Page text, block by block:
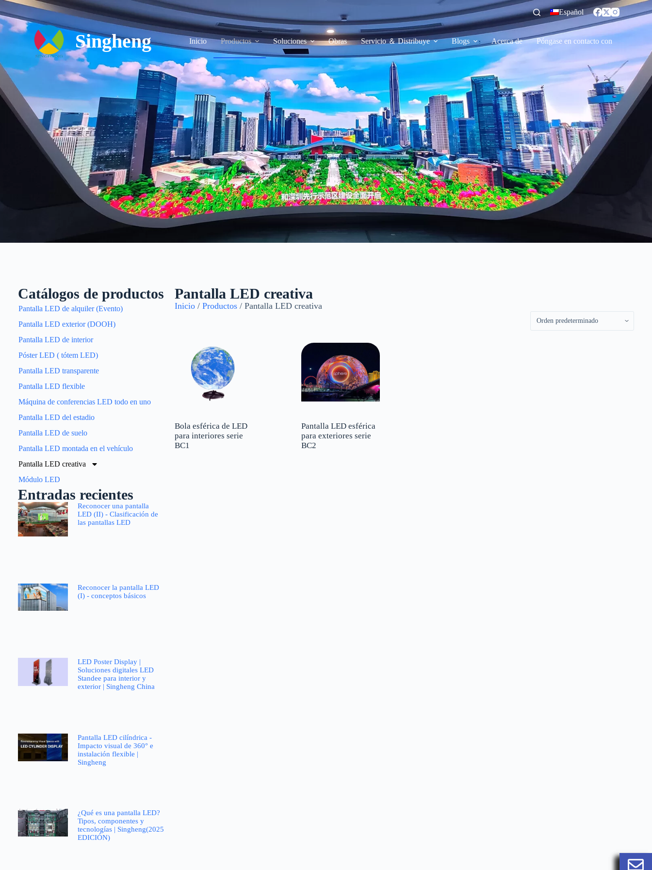
过
内
Español
Singheng Inicio Productos Soluciones Obras Servicio ＆ Distribuye Blogs Acerca de Póngase en contacto con
La pantalla LED creativa es una combinación de creatividad y tecnología, es una pantalla LED especial que utiliza
de apertura y cierre, pantalla giratoria, pantalla de pintura, etc. Solo díganos su idea, podemos ayudarle a realizarla.
Catálogos de productos
Pantalla LED de alquiler (Evento)
Pantalla LED exterior (DOOH)
Pantalla LED de interior
Póster LED ( tótem LED)
Pantalla LED transparente
Pantalla LED flexible
Máquina de conferencias LED todo en uno
Pantalla LED del estadio
Pantalla LED de suelo
Pantalla LED montada en el vehículo
Pantalla LED creativa
Módulo LED
Entradas recientes
Reconocer una pantalla
LED (II) - Clasificación de
las pantallas LED
Reconocer la pantalla LED
(I) - conceptos básicos
LED Poster Display |
Soluciones digitales LED
Standee para interior y
exterior | Singheng China
Pantalla LED cilíndrica -
Impacto visual de 360° e
instalación flexible |
Singheng
¿Qué es una pantalla LED?
Tipos, componentes y
tecnologías | Singheng(2025
EDICIÓN)
Pantalla LED creativa
Inicio/ Productos/ Pantalla LED creativa
Bola esférica de LED
para interiores serie
BC1
Pantalla LED esférica
para exteriores serie
BC2